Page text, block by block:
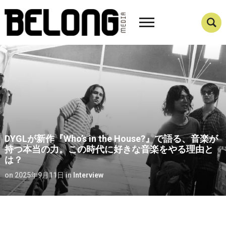
DYGLが新作『Who’s in the House?』で語る、音楽が
持つ本当の力。この時代に好きな音楽をやる理由と
は？
on 2025年9月11日 in Interview